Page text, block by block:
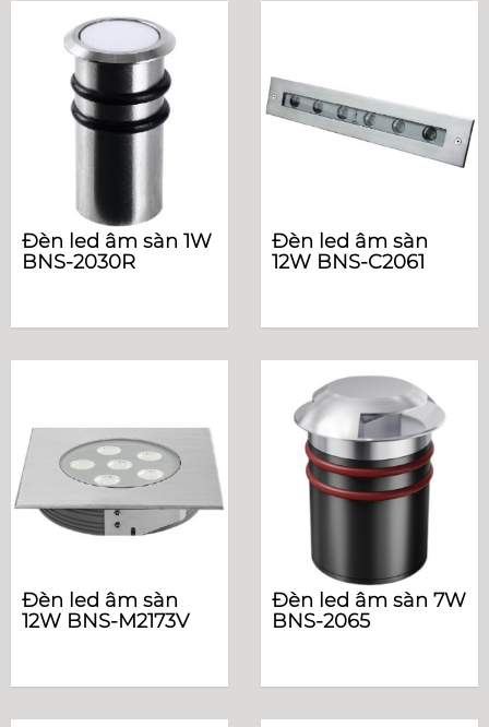
Đèn led âm sàn 1W
BNS-2030R
Đèn led âm sàn
12W BNS-C2061
Đèn led âm sàn
12W BNS-M2173V
Đèn led âm sàn 7W
BNS-2065